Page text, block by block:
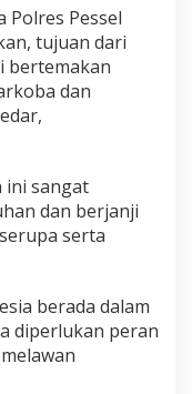
Polres Pessel
tujuan dari
bertemakan
dan
ini sangat
dan berjanji
serta
berada dalam
diperlukan peran